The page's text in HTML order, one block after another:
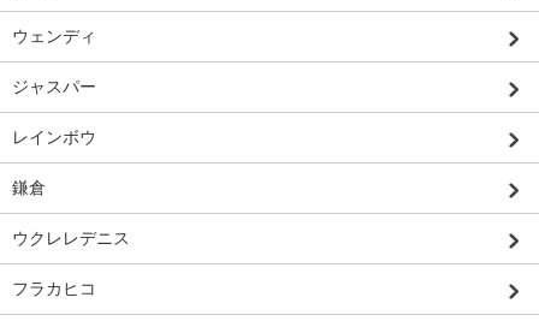
ウェンディ
ジャスパー
レインボウ
鎌倉
ウクレレデニス
フラカヒコ